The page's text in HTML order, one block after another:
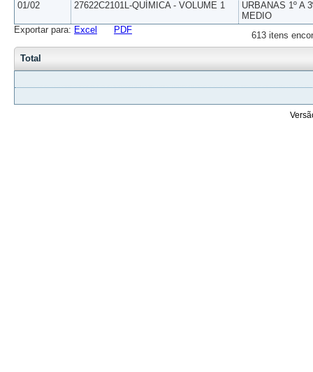
01/02 27622C2101L-QUÍMICA - VOLUME 1
URBANAS 1º A
MEDIO
613 itens
Exportar para: Excel PDF
Total